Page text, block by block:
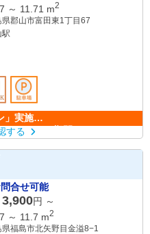
～ 11.71 m2
県郡山市富田東1丁目67
駅
間：6/1～9/30）
する
合せ可能
3,900円 ～
～ 11.7 m2
県福島市北矢野目金溢8−1